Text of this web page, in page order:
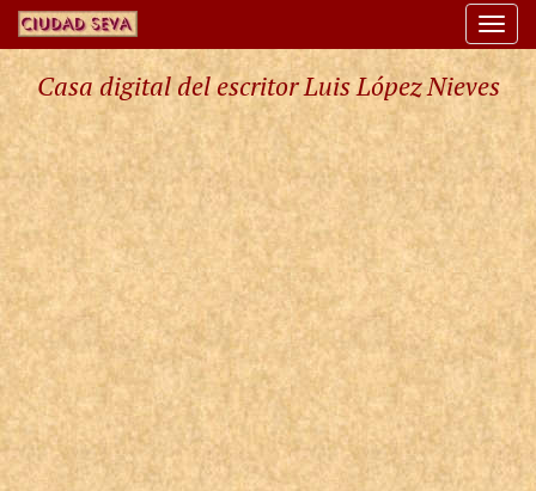
Casa digital del escritor Luis López Nieves